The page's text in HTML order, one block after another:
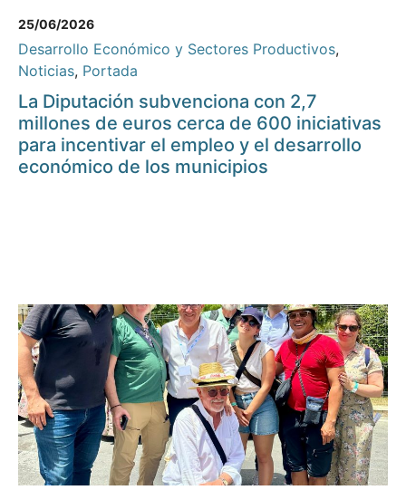
25/06/2026
Desarrollo Económico y Sectores Productivos,
Noticias, Portada
La Diputación subvenciona con 2,7
millones de euros cerca de 600 iniciativas
para incentivar el empleo y el desarrollo
económico de los municipios